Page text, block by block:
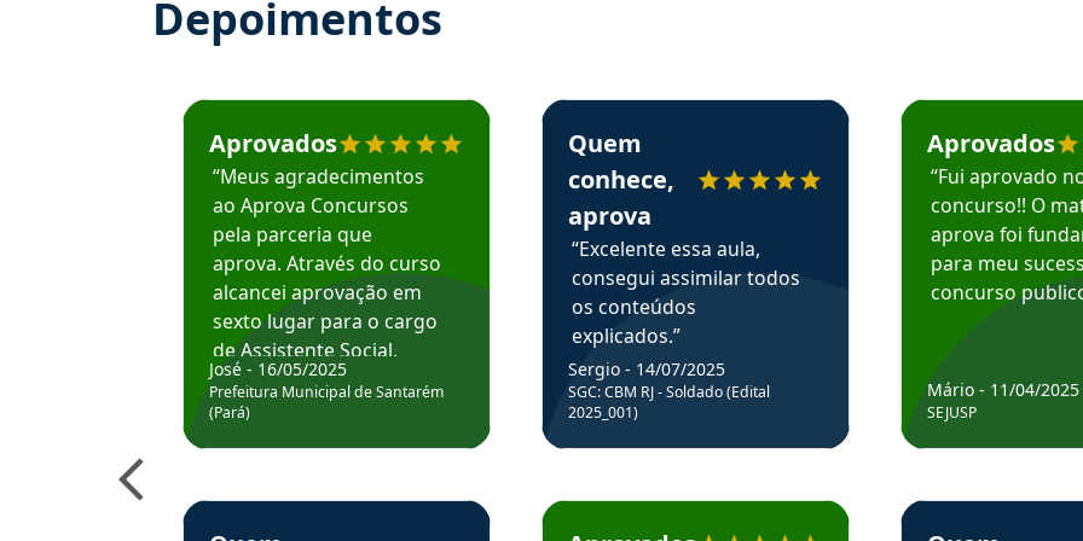
Depoimentos
Estudante José recomenda o Aprova Concursos em depoimento
Aprovados
“Meus agradecimentos
ao Aprova Concursos
pela parceria que
aprova. Através do curso
alcancei aprovação em
sexto lugar para o cargo
de Assistente Social.
Hoje estou atuando na
Prefeitura de Santarém.
José - 16/05/2025
Prefeitura Municipal de Santarém
(Pará)
Estudante Elais recomenda o Aprova Concursos em depoimento
Estudante Sergio recomenda o Aprova Concursos em depoimento
Quem
conhece,
aprova
“Excelente essa aula,
consegui assimilar todos
os conteúdos
explicados.”
Sergio - 14/07/2025
SGC: CBM RJ - Soldado (Edital
2025_001)
Estudante Cicero recomenda o Aprova Concursos em depoimento
Estudante Mário
Aprovados
“Fui aprovado
concurso!! O
aprova foi
para meu
concurso
Mário - 11/04/2025
SEJUSP
Estudante Henrique